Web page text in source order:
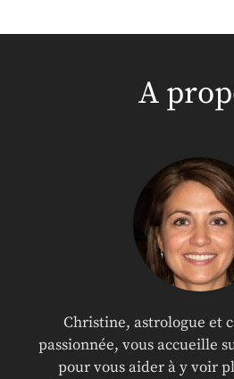
A
Christine, astrologue et
passionnée, vous accueille
pour vous aider à y voir